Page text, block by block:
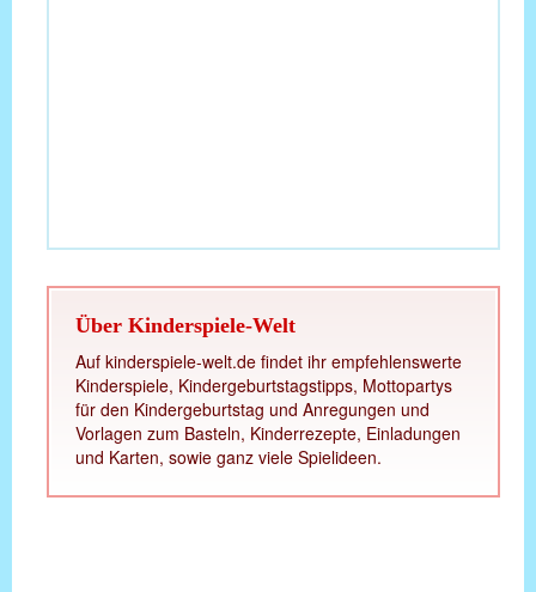
Über Kinderspiele-Welt
Auf kinderspiele-welt.de findet ihr empfehlenswerte
Kinderspiele, Kindergeburtstagstipps, Mottopartys
für den Kindergeburtstag und Anregungen und
Vorlagen zum Basteln, Kinderrezepte, Einladungen
und Karten, sowie ganz viele Spielideen.